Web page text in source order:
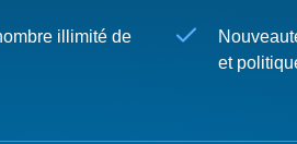
illimité de
et